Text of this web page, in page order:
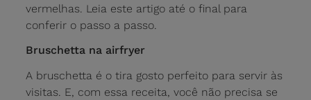
vermelhas. Leia este artigo até o final para
conferir o passo a passo.
Bruschetta na airfryer
A bruschetta é o tira gosto perfeito para servir às
visitas. E, com essa receita, você não precisa se